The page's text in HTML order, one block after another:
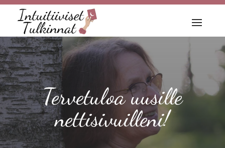
Tervetuloa uusille
nettisivuilleni!